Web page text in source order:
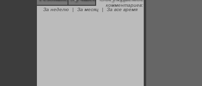
"Аркадий Коц" на
эгалите-фесте "Не
комментариев:
За неделю
| За месяц | За все время